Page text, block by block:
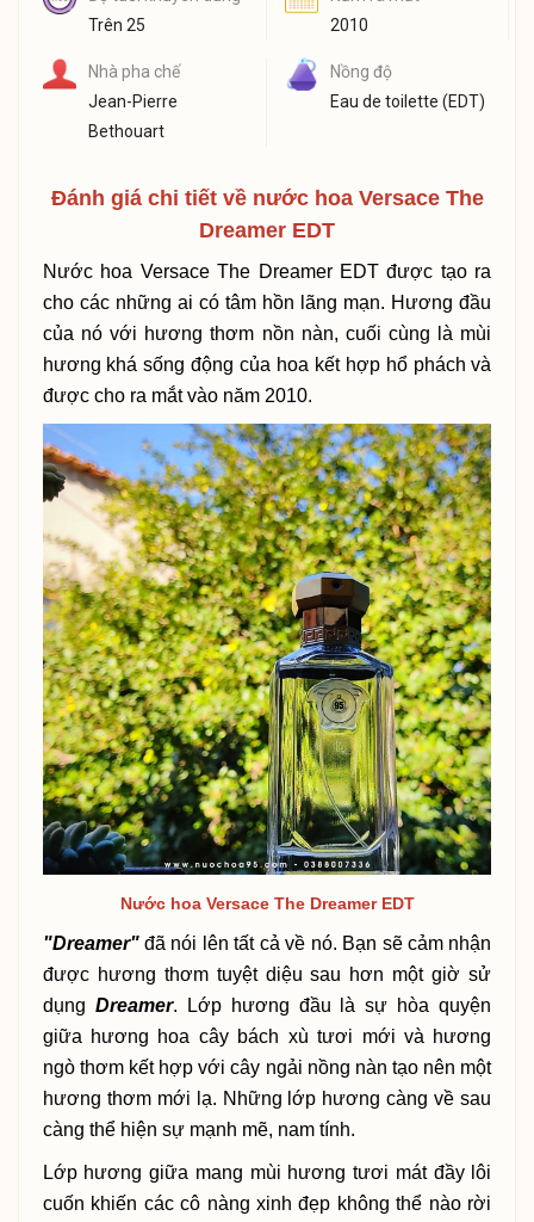
Trên 25
2010
Nhà pha chế
Jean-Pierre
Bethouart
Nồng độ
Eau de toilette (EDT)
Đánh giá chi tiết về nước hoa Versace The
Dreamer EDT
Nước hoa Versace The Dreamer EDT được tạo ra
cho các những ai có tâm hồn lãng mạn. Hương đầu
của nó với hương thơm nồn nàn, cuối cùng là mùi
hương khá sống động của hoa kết hợp hổ phách và
được cho ra mắt vào năm 2010.
Nước hoa Versace The Dreamer EDT
"Dreamer"đã nói lên tất cả về nó. Bạn sẽ cảm nhận
được hương thơm tuyệt diệu sau hơn một giờ sử
dụng Dreamer. Lớp hương đầu là sự hòa quyện
giữa hương hoa cây bách xù tươi mới và hương
ngò thơm kết hợp với cây ngải nồng nàn tạo nên một
hương thơm mới lạ. Những lớp hương càng về sau
càng thể hiện sự mạnh mẽ, nam tính.
Lớp hương giữa mang mùi hương tươi mát đầy lôi
cuốn khiến các cô nàng xinh đẹp không thể nào rời